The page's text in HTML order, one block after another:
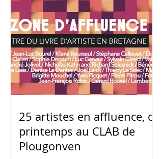
25 artistes en affluence, ce
printemps au CLAB de
Plougonven